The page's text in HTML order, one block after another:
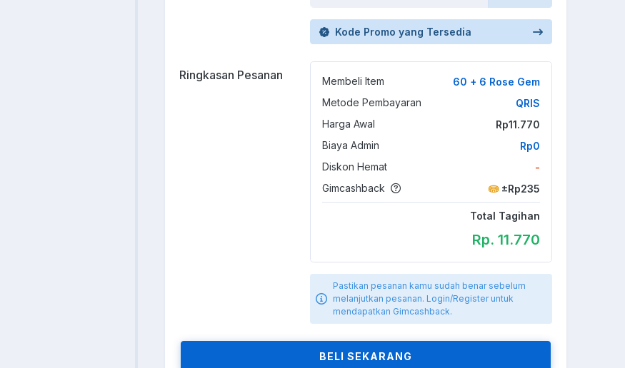
Kode Promo yang Tersedia
Ringkasan Pesanan Membeli Item
60 + 6 Rose Gem
Metode Pembayaran
QRIS
Harga Awal
Rp11.770
Biaya Admin
Rp0
Diskon Hemat
-
Gimcashback
±Rp235
Total Tagihan
Rp. 11.770
Pastikan pesanan kamu sudah benar sebelum
melanjutkan pesanan. Login/Register untuk
mendapatkan Gimcashback.
BELI SEKARANG